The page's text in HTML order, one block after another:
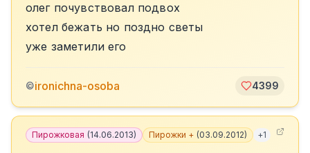
олег почувствовал подвох
хотел бежать но поздно светы
уже заметили его
©ironichna-osoba 4399
Пирожковая (14.06.2013) Пирожки + (03.09.2012) +1